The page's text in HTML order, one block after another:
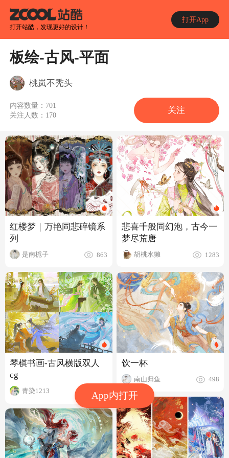
打开站酷，发现更好的设计！
打开App
App内打开
板绘-古风-平面
桃岚不秃头
内容数量： 701
关注人数： 170
关注
红楼梦｜万艳同悲碎镜系
列
是南栀子 863
琴棋书画-古风横版双人
cg
青染1213 1006
悲喜千般同幻泡，古今一
梦尽荒唐
胡桃水獭 1283
饮一杯
南山归鱼 498